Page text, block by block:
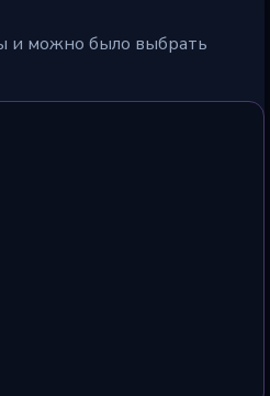
и можно было выбрать